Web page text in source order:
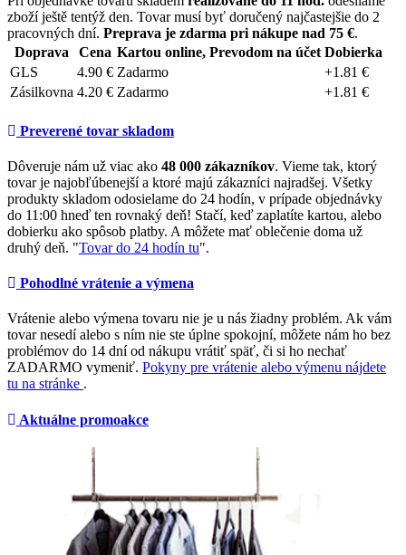
zboží ještě tentýž den. Tovar musí byť doručený najčastejšie do 2
pracovných dní. Preprava je zdarma pri nákupe nad 75 €.
Doprava
Cena Kartou online, Prevodom na účet Dobierka
GLS
4.90 € Zadarmo
+1.81 €
Zásilkovna 4.20 € Zadarmo +1.81 €
Preverené tovar skladom
Dôveruje nám už viac ako 48 000 zákazníkov. Vieme tak, ktorý
tovar je najobľúbenejší a ktoré majú zákazníci najradšej. Všetky
produkty skladom odosielame do 24 hodín, v prípade objednávky
do 11:00 hneď ten rovnaký deň! Stačí, keď zaplatíte kartou, alebo
dobierku ako spôsob platby. A môžete mať oblečenie doma už
druhý deň. "Tovar do 24 hodín tu".
Pohodlné vrátenie a výmena
Vrátenie alebo výmena tovaru nie je u nás žiadny problém. Ak vám
tovar nesedí alebo s ním nie ste úplne spokojní, môžete nám ho bez
problémov do 14 dní od nákupu vrátiť späť, či si ho nechať
ZADARMO vymeniť. Pokyny pre vrátenie alebo výmenu nájdete
tu na stránke .
Aktuálne promoakce